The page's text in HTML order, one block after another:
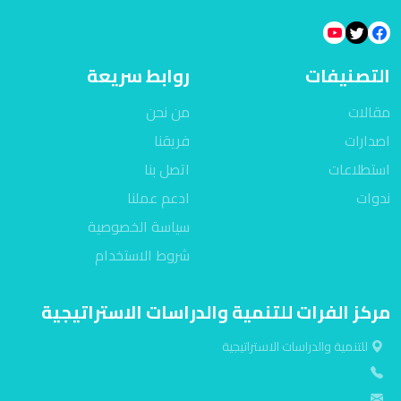
التصنيفات
مقالات
اصدارات
استطلاعات
ندوات
روابط سريعة
من نحن
فريقنا
اتصل بنا
ادعم عملنا
سياسة الخصوصية
شروط الاستخدام
مركز الفرات للتنمية والدراسات الاستراتيجية
للتنمية والدراسات الاستراتيجية